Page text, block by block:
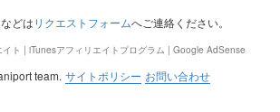
どはリクエストフォームへご連絡ください。
ト | iTunesアフィリエイトプログラム | Google AdSense
team. サイトポリシー お問い合わせ